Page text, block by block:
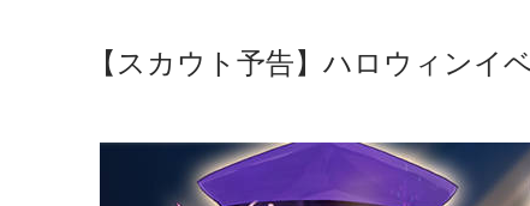
【スカウト予告】ハロウィンイ